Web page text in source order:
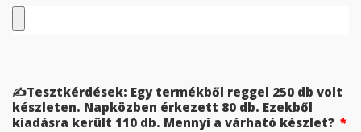
✍Tesztkérdések: Egy termékből reggel 250 db volt
készleten. Napközben érkezett 80 db. Ezekből
kiadásra került 110 db. Mennyi a várható készlet?